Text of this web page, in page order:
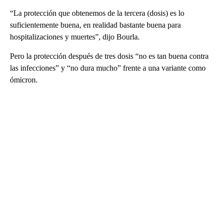
“La protección que obtenemos de la tercera (dosis) es lo
suficientemente buena, en realidad bastante buena para
hospitalizaciones y muertes”, dijo Bourla.
Pero la protección después de tres dosis “no es tan buena contra
las infecciones” y “no dura mucho” frente a una variante como
ómicron.